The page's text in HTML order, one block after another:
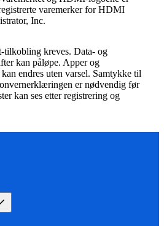
varemerker for HDMI
Inc.
tilkobling kreves. Data- og
kan påløpe. Apper og
endres uten varsel. Samtykke til
er nødvendig før
kan ses etter registrering og